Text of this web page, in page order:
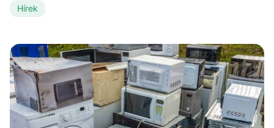
kommunikációt támogató kreatívok Értékmentés: ON –
kötött. Regisztrálni az alábbi linken lehet! REGISZTRÁCIÓ
Szeretnél részese lenni […]
Hírek